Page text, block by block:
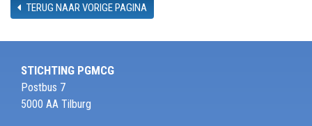
TERUG NAAR VORIGE PAGINA
STICHTING PGMCG
Postbus 7
5000 AA Tilburg